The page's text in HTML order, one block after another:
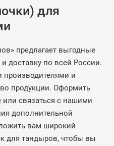
для
предлагает выгодные
доставку по всей России.
и
продукции. Оформить
связаться с нашими
дополнительной
вам широкий
для тандыров, чтобы вы